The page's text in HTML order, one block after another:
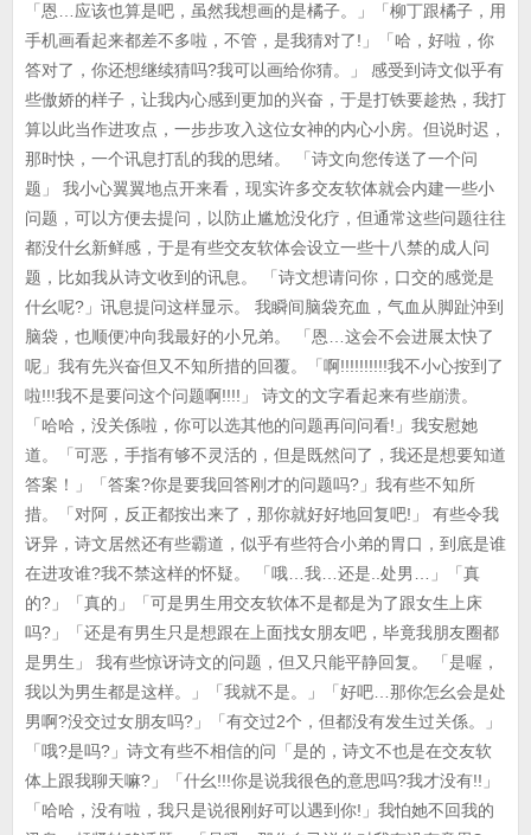
「恩…应该也算是吧，虽然我想画的是橘子。」「柳丁跟橘子，用
手机画看起来都差不多啦，不管，是我猜对了!」「哈，好啦，你
答对了，你还想继续猜吗?我可以画给你猜。」 感受到诗文似乎有
些傲娇的样子，让我内心感到更加的兴奋，于是打铁要趁热，我打
算以此当作进攻点，一步步攻入这位女神的内心小房。但说时迟，
那时快，一个讯息打乱的我的思绪。 「诗文向您传送了一个问
题」 我小心翼翼地点开来看，现实许多交友软体就会内建一些小
问题，可以方便去提问，以防止尴尬没化疗，但通常这些问题往往
都没什幺新鲜感，于是有些交友软体会设立一些十八禁的成人问
题，比如我从诗文收到的讯息。 「诗文想请问你，口交的感觉是
什幺呢?」讯息提问这样显示。 我瞬间脑袋充血，气血从脚趾沖到
脑袋，也顺便冲向我最好的小兄弟。 「恩…这会不会进展太快了
呢」我有先兴奋但又不知所措的回覆。「啊!!!!!!!!!!我不小心按到了
啦!!!我不是要问这个问题啊!!!!」 诗文的文字看起来有些崩溃。
「哈哈，没关係啦，你可以选其他的问题再问问看!」我安慰她
道。「可恶，手指有够不灵活的，但是既然问了，我还是想要知道
答案！」「答案?你是要我回答刚才的问题吗?」我有些不知所
措。「对阿，反正都按出来了，那你就好好地回复吧!」 有些令我
讶异，诗文居然还有些霸道，似乎有些符合小弟的胃口，到底是谁
在进攻谁?我不禁这样的怀疑。 「哦…我…还是..处男…」「真
的?」「真的」「可是男生用交友软体不是都是为了跟女生上床
吗?」「还是有男生只是想跟在上面找女朋友吧，毕竟我朋友圈都
是男生」 我有些惊讶诗文的问题，但又只能平静回复。 「是喔，
我以为男生都是这样。」「我就不是。」「好吧…那你怎幺会是处
男啊?没交过女朋友吗?」「有交过2个，但都没有发生过关係。」
「哦?是吗?」诗文有些不相信的问「是的，诗文不也是在交友软
体上跟我聊天嘛?」「什幺!!!你是说我很色的意思吗?我才没有!!」
「哈哈，没有啦，我只是说很刚好可以遇到你!」我怕她不回我的